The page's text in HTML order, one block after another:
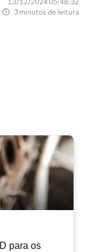
3 minutos de leitura
para os